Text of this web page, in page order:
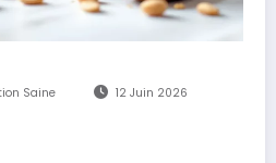
Saine 12 Juin 2026